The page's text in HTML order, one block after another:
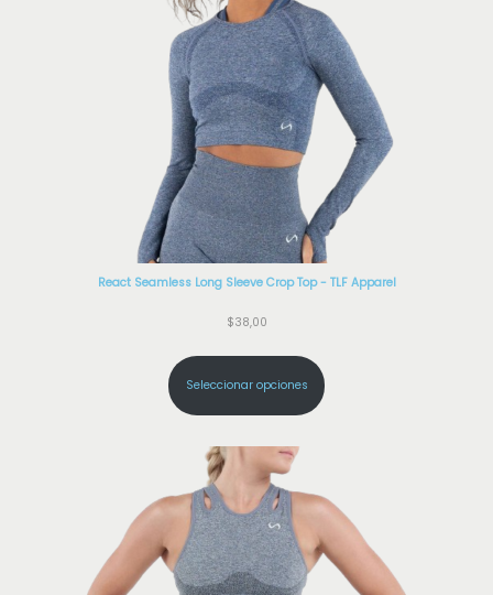
React Seamless Long Sleeve Crop Top - TLF Apparel
$38,00
Seleccionar opciones